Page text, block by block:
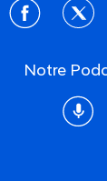
facebooktwitter
Notre